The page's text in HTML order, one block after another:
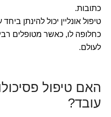
כתובות.
טיפול אונליין יכול להינתן
כחלופה לו, כאשר מטופלים
לעולם.
האם טיפול
עובד?